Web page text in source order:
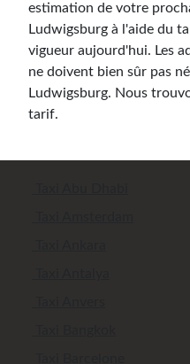
estimation de votre
Ludwigsburg à l'aide du
vigueur aujourd'hui. Les
ne doivent bien sûr pas
Ludwigsburg. Nous
tarif.